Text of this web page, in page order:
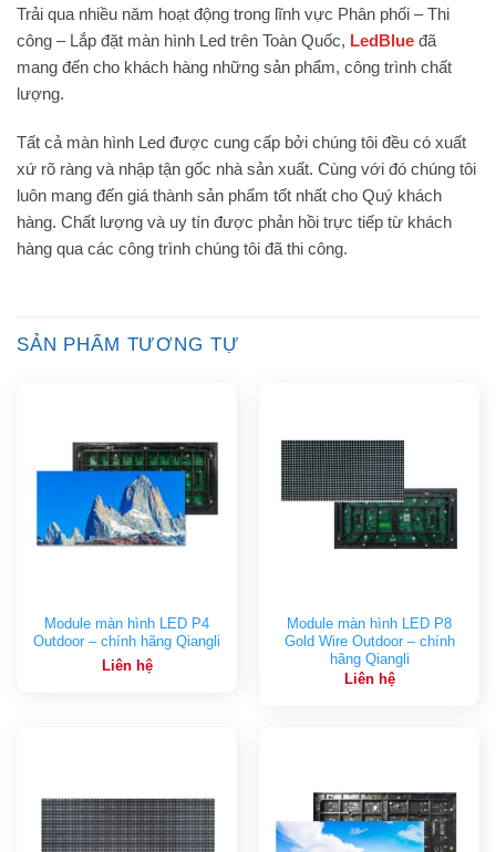
Trải qua nhiều năm hoạt động trong lĩnh vực Phân phối – Thi
công – Lắp đặt màn hình Led trên Toàn Quốc, LedBlue đã
mang đến cho khách hàng những sản phẩm, công trình chất
lượng.
Tất cả màn hình Led được cung cấp bởi chúng tôi đều có xuất
xứ rõ ràng và nhập tận gốc nhà sản xuất. Cùng với đó chúng tôi
luôn mang đến giá thành sản phẩm tốt nhất cho Quý khách
hàng. Chất lượng và uy tín được phản hồi trực tiếp từ khách
hàng qua các công trình chúng tôi đã thi công.
SẢN PHẨM TƯƠNG TỰ
Module màn hình LED P4
Outdoor – chính hãng Qiangli
Liên hệ
Module màn hình LED P8
Gold Wire Outdoor – chính
hãng Qiangli
Liên hệ